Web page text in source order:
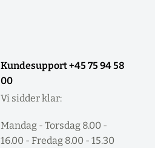
Kundesupport +45 75 94 58
00
Vi sidder klar:
Mandag - Torsdag 8.00 -
16.00 - Fredag 8.00 - 15.30